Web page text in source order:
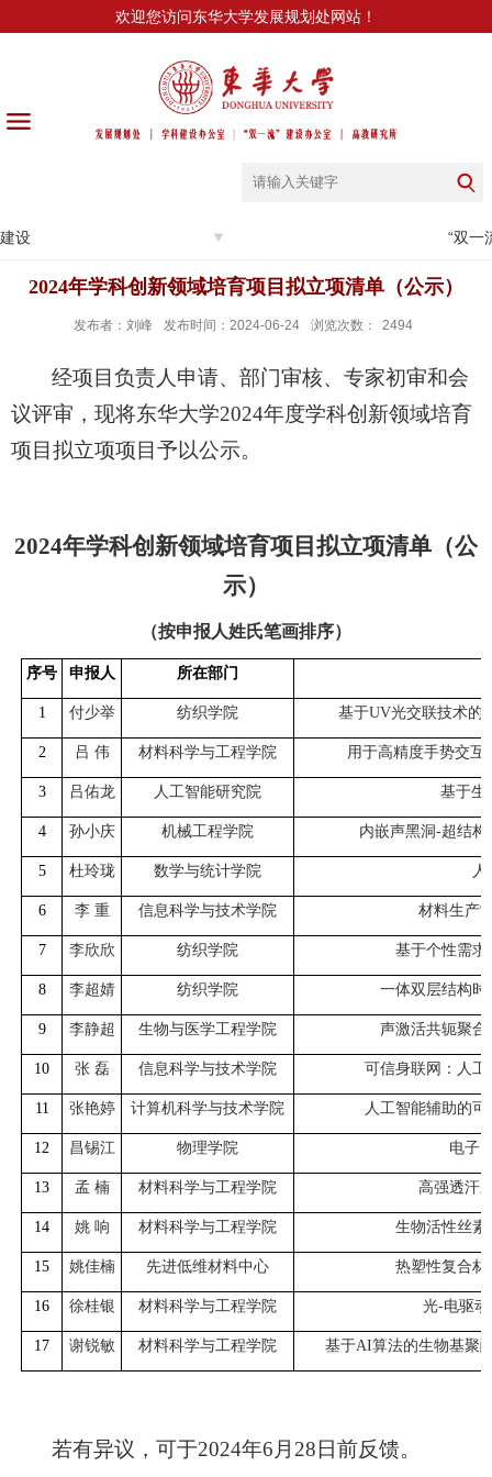
欢迎您访问东华大学发展规划处网站！
设 “双一
2024年学科创新领域培育项目拟立项清单（公示）
发布者：刘峰 发布时间：2024-06-24 浏览次数： 2494
经项目负责人申请、部门审核、专家初审和会
议评审，现将东华大学2024年度学科创新领域培育
项目拟立项项目予以公示。
2024年学科创新领域培育项目拟立项清单（公
示）
（按申报人姓氏笔画排序）
序号 申报人 所在部门
1 付少举 纺织学院 基于UV光交联技术的
2 吕 伟 材料科学与工程学院 用于高精度手势交互
3 吕佑龙 人工智能研究院 基于生
4 孙小庆 机械工程学院 内嵌声黑洞-超结构
5 杜玲珑 数学与统计学院
6 李 重 信息科学与技术学院 材料生产
7 李欣欣 纺织学院 基于个性需求
8 李超婧 纺织学院 一体双层结构
9 李静超 生物与医学工程学院 声激活共轭聚
10 张 磊 信息科学与技术学院 可信身联网：人
11 张艳婷 计算机科学与技术学院 人工智能辅助的
12 昌锡江 物理学院 电子
13 孟 楠 材料科学与工程学院 高强透汗
14 姚 响 材料科学与工程学院 生物活性丝素
15 姚佳楠 先进低维材料中心 热塑性复合材
16 徐桂银 材料科学与工程学院 光-电驱
17 谢锐敏 材料科学与工程学院 基于AI算法的生物基聚
若有异议，可于2024年6 月 28 日前反馈。